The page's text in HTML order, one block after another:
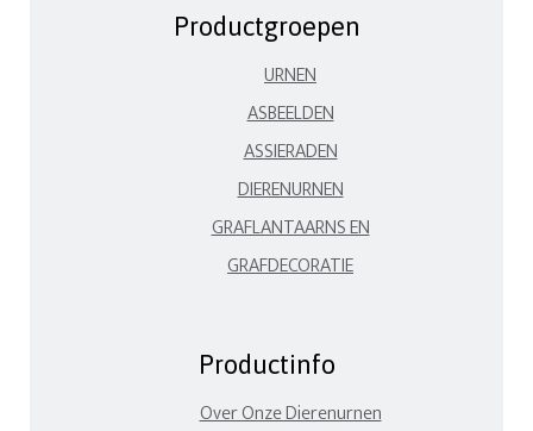
Productgroepen
URNEN
ASBEELDEN
ASSIERADEN
DIERENURNEN
GRAFLANTAARNS EN
GRAFDECORATIE
Productinfo
Over Onze Dierenurnen